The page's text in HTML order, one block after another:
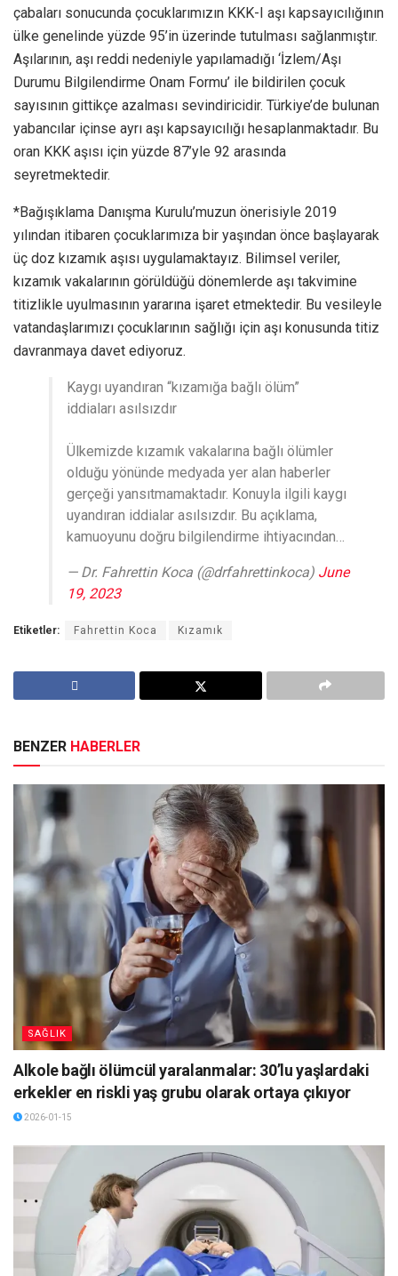
çabaları sonucunda çocuklarımızın KKK-I aşı kapsayıcılığının
ülke genelinde yüzde 95’in üzerinde tutulması sağlanmıştır.
Aşılarının, aşı reddi nedeniyle yapılamadığı ‘İzlem/Aşı
Durumu Bilgilendirme Onam Formu’ ile bildirilen çocuk
sayısının gittikçe azalması sevindiricidir. Türkiye’de bulunan
yabancılar içinse ayrı aşı kapsayıcılığı hesaplanmaktadır. Bu
oran KKK aşısı için yüzde 87’yle 92 arasında
seyretmektedir.
*Bağışıklama Danışma Kurulu’muzun önerisiyle 2019
yılından itibaren çocuklarımıza bir yaşından önce başlayarak
üç doz kızamık aşısı uygulamaktayız. Bilimsel veriler,
kızamık vakalarının görüldüğü dönemlerde aşı takvimine
titizlikle uyulmasının yararına işaret etmektedir. Bu vesileyle
vatandaşlarımızı çocuklarının sağlığı için aşı konusunda titiz
davranmaya davet ediyoruz.
Kaygı uyandıran “kızamığa bağlı ölüm”
iddiaları asılsızdır
Ülkemizde kızamık vakalarına bağlı ölümler
olduğu yönünde medyada yer alan haberler
gerçeği yansıtmamaktadır. Konuyla ilgili kaygı
uyandıran iddialar asılsızdır. Bu açıklama,
kamuoyunu doğru bilgilendirme ihtiyacından…
— Dr. Fahrettin Koca (@drfahrettinkoca) June
19, 2023
Etiketler: Fahrettin Koca Kızamık
BENZER HABERLER
SAĞLIK
Alkole bağlı ölümcül yaralanmalar: 30’lu yaşlardaki
erkekler en riskli yaş grubu olarak ortaya çıkıyor
2026-01-15